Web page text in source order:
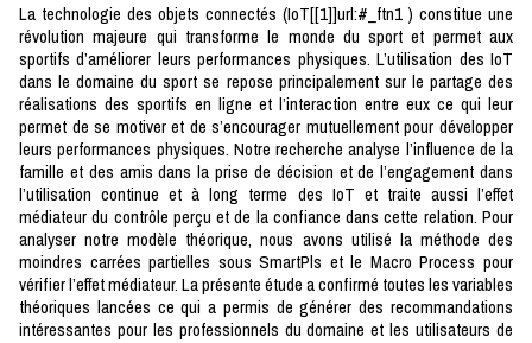
La technologie des objets connectés (IoT[[1]]url:#_ftn1 ) constitue une
révolution majeure qui transforme le monde du sport et permet aux
sportifs d’améliorer leurs performances physiques. L’utilisation des IoT
dans le domaine du sport se repose principalement sur le partage des
réalisations des sportifs en ligne et l’interaction entre eux ce qui leur
permet de se motiver et de s’encourager mutuellement pour développer
leurs performances physiques. Notre recherche analyse l’influence de la
famille et des amis dans la prise de décision et de l’engagement dans
l’utilisation continue et à long terme des IoT et traite aussi l’effet
médiateur du contrôle perçu et de la confiance dans cette relation. Pour
analyser notre modèle théorique, nous avons utilisé la méthode des
moindres carrées partielles sous SmartPls et le Macro Process pour
vérifier l’effet médiateur. La présente étude a confirmé toutes les variables
théoriques lancées ce qui a permis de générer des recommandations
intéressantes pour les professionnels du domaine et les utilisateurs de